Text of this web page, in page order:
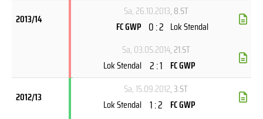
2013/14
Sa, 26.10.2013, 8.ST
FC GWP 0 : 2 Lok Stendal
Sa, 03.05.2014, 21.ST
Lok Stendal 2 : 1 FC GWP
2012/13
Sa, 15.09.2012, 3.ST
Lok Stendal 1 : 2 FC GWP